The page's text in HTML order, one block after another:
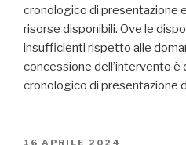
cronologico di presentazione
risorse disponibili. Ove le
insufficienti rispetto alle
concessione dell’intervento è
cronologico di presentazione
PUBBLICATO
16 APRILE 2024